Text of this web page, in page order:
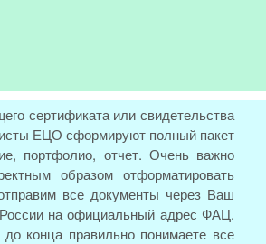
сертификата или свидетельства
ЕЦО сформируют полный пакет
портфолио, отчет. Очень важно
образом отформатировать
все документы через Ваш
на официальный адрес ФАЦ.
конца правильно понимаете все